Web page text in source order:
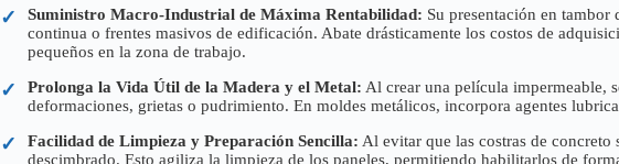
✓ Suministro Macro-Industrial de Máxima Rentabilidad: Su presentación en
continua o frentes masivos de edificación. Abate drásticamente los costos de
pequeños en la zona de trabajo.
✓ Prolonga la Vida Útil de la Madera y el Metal: Al crear una película impermeable,
deformaciones, grietas o pudrimiento. En moldes metálicos, incorpora agentes
✓ Facilidad de Limpieza y Preparación Sencilla: Al evitar que las costras de
descimbrado. Esto agiliza la limpieza de los paneles, permitiendo habilitarlos de